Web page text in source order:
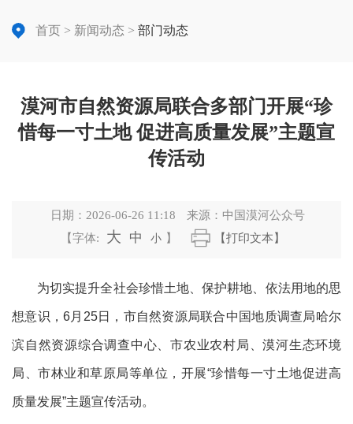
首页 > 新闻动态 > 部门动态
漠河市自然资源局联合多部门开展“珍
惜每一寸土地 促进高质量发展”主题宣
传活动
日期： 2026-06-26 11:18 来源： 中国漠河公众号
【字体:
大 中 小 】 【打印文本】
为切实提升全社会珍惜土地、保护耕地、依法用地的思
想意识，6月25日，市自然资源局联合中国地质调查局哈尔
滨自然资源综合调查中心、市农业农村局、漠河生态环境
局、市林业和草原局等单位，开展“珍惜每一寸土地促进高
质量发展”主题宣传活动。